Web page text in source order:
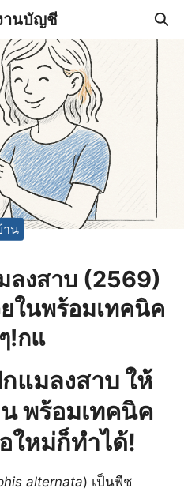
านบัญชี
าน
งสาบ (2569)
ในพร้อมเทคนิค
!กแ
แมลงสาบให้
พร้อมเทคนิค
ใหม่ก็ทำได้!
alternata) เป็นพืช